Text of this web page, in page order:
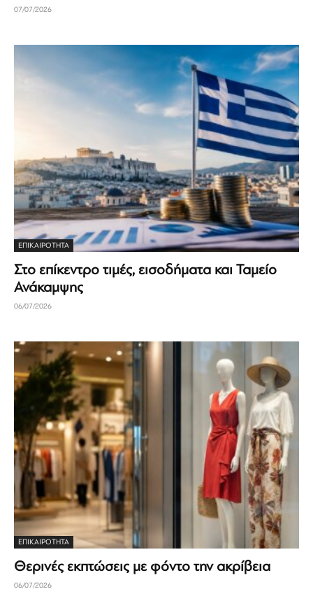
07/07/2026
ΕΠΙΚΑΙΡΟΤΗΤΑ
Στο επίκεντρο τιμές, εισοδήματα και Ταμείο
Ανάκαμψης
06/07/2026
ΕΠΙΚΑΙΡΟΤΗΤΑ
Θερινές εκπτώσεις με φόντο την ακρίβεια
06/07/2026